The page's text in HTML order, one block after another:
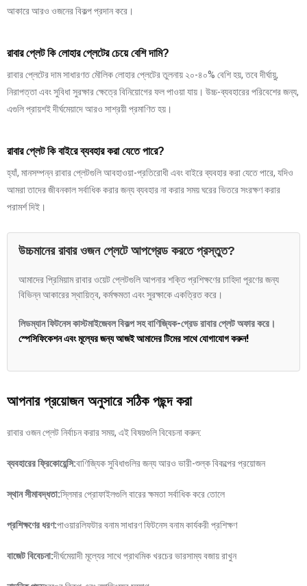
আকারে আরও ওজনের বিকল্প প্রদান করে।
রাবার প্লেট কি লোহার প্লেটের চেয়ে বেশি দামি?
রাবার প্লেটের দাম সাধারণত মৌলিক লোহার প্লেটের তুলনায় ২০-৪০% বেশি হয়, তবে দীর্ঘায়ু,
নিরাপত্তা এবং সুবিধা সুরক্ষার ক্ষেত্রে বিনিয়োগের ফল পাওয়া যায়। উচ্চ-ব্যবহারের পরিবেশের জন্য,
এগুলি প্রায়শই দীর্ঘমেয়াদে আরও সাশ্রয়ী প্রমাণিত হয়।
রাবার প্লেট কি বাইরে ব্যবহার করা যেতে পারে?
হ্যাঁ, মানসম্পন্ন রাবার প্লেটগুলি আবহাওয়া-প্রতিরোধী এবং বাইরে ব্যবহার করা যেতে পারে, যদিও
আমরা তাদের জীবনকাল সর্বাধিক করার জন্য ব্যবহার না করার সময় ঘরের ভিতরে সংরক্ষণ করার
পরামর্শ দিই।
উচ্চমানের রাবার ওজন প্লেটে আপগ্রেড করতে প্রস্তুত?
আমাদের প্রিমিয়াম রাবার ওয়েট প্লেটগুলি আপনার শক্তি প্রশিক্ষণের চাহিদা পূরণের জন্য
বিভিন্ন আকারের স্থায়িত্ব, কর্মক্ষমতা এবং সুরক্ষাকে একত্রিত করে।
লিডম্যান ফিটনেস কাস্টমাইজেবল বিকল্প সহ বাণিজ্যিক-গ্রেড রাবার প্লেট অফার করে।
স্পেসিফিকেশন এবং মূল্যের জন্য আজই আমাদের টিমের সাথে যোগাযোগ করুন!
আপনার প্রয়োজন অনুসারে সঠিক পছন্দ করা
রাবার ওজন প্লেট নির্বাচন করার সময়, এই বিষয়গুলি বিবেচনা করুন:
ব্যবহারের ফ্রিকোয়েন্সি:বাণিজ্যিক সুবিধাগুলির জন্য আরও ভারী-শুল্ক বিকল্পের প্রয়োজন
স্থান সীমাবদ্ধতা:স্লিমার প্রোফাইলগুলি বারের ক্ষমতা সর্বাধিক করে তোলে
প্রশিক্ষণের ধরণ:পাওয়ারলিফটার বনাম সাধারণ ফিটনেস বনাম কার্যকরী প্রশিক্ষণ
বাজেট বিবেচনা:দীর্ঘমেয়াদী মূল্যের সাথে প্রাথমিক খরচের ভারসাম্য বজায় রাখুন